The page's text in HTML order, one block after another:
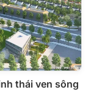
thái ven sông